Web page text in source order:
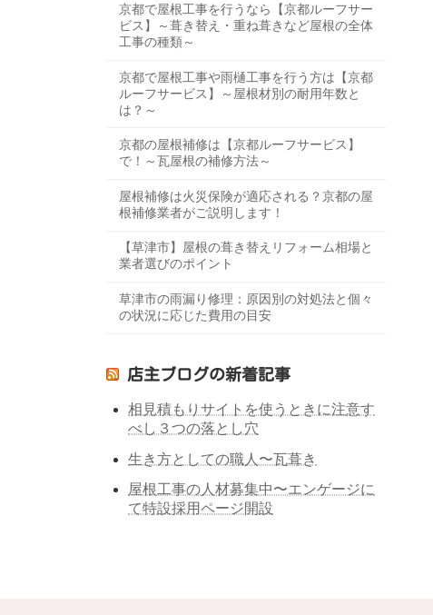
京都で屋根工事を行うなら【京都ルーフサー
ビス】～葺き替え・重ね葺きなど屋根の全体
工事の種類～
京都で屋根工事や雨樋工事を行う方は【京都
ルーフサービス】～屋根材別の耐用年数と
は？～
京都の屋根補修は【京都ルーフサービス】
で！～瓦屋根の補修方法～
屋根補修は火災保険が適応される？京都の屋
根補修業者がご説明します！
【草津市】屋根の葺き替えリフォーム相場と
業者選びのポイント
草津市の雨漏り修理：原因別の対処法と個々
の状況に応じた費用の目安
店主ブログの新着記事
相見積もりサイトを使うときに注意す
べし３つの落とし穴
生き方としての職人〜瓦葺き
屋根工事の人材募集中〜エンゲージに
て特設採用ページ開設